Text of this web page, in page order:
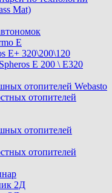
Mat)
E
E+ 320\200\120
E 200 \ E320
отопителей Webasto
отопителей
отопителей
отопителей
2Д